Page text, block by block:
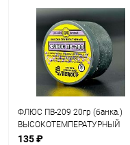
ФЛЮС ПВ-209 20гр (банка.)
ВЫСОКОТЕМПЕРАТУРНЫЙ
AVRGROUP г. Рязань
135 ₽